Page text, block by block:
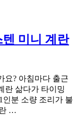
미니 계란
요? 아침마다 출근
란 삶다가 타이밍
인분 소량 조리가 불
…